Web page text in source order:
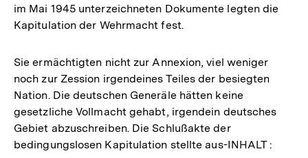
im Mai 1945 unterzeichneten Dokumente legten die
Kapitulation der Wehrmacht fest.
Sie ermächtigten nicht zur Annexion, viel weniger
noch zur Zession irgendeines Teiles der besiegten
Nation. Die deutschen Generäle hätten keine
gesetzliche Vollmacht gehabt, irgendein deutsches
Gebiet abzuschreiben. Die Schlußakte der
bedingungslosen Kapitulation stellte aus-INHALT :